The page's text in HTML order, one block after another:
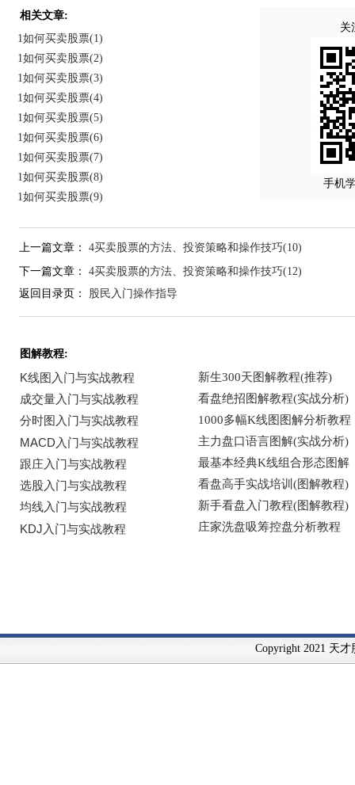
相关文章:
1如何买卖股票(1)
1如何买卖股票(2)
1如何买卖股票(3)
1如何买卖股票(4)
1如何买卖股票(5)
1如何买卖股票(6)
1如何买卖股票(7)
1如何买卖股票(8)
1如何买卖股票(9)
关
手机
上一篇文章： 4买卖股票的方法、投资策略和操作技巧(10)
下一篇文章： 4买卖股票的方法、投资策略和操作技巧(12)
返回目录页： 股民入门操作指导
图解教程:
Copyright 2021 天